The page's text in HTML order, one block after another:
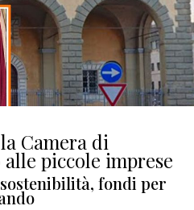
Camera di
piccole imprese
fondi per